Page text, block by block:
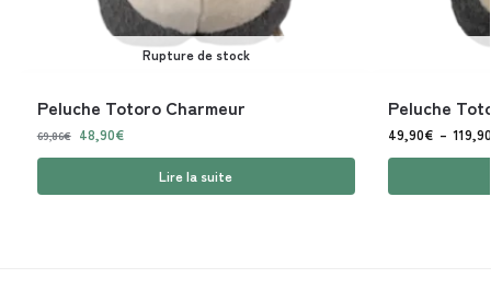
Rupture de stock
Peluche Totoro Charmeur
69,86€ 48,90€
Lire la suite
Peluche
49,90€ – 119,90